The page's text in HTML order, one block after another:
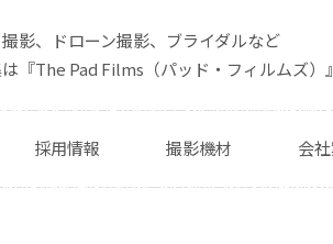
影、ドローン撮影、ブライダルなど
『The Pad Films（パッド・フィルムズ）』
採用情報 撮影機材 会